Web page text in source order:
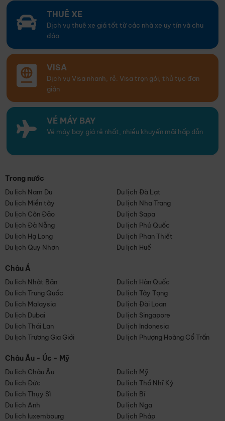
THUÊ XE
Dịch vụ thuê xe giá tốt từ các nhà xe uy tín và chu
đáo
VISA
Dịch vụ Visa nhanh, rẻ. Visa trọn gói, thủ tục đơn
giản
VÉ MÁY BAY
Vé máy bay giá rẻ nhất, nhiều khuyến mãi hấp dẫn
Trong nước
Du lịch Nam Du
Du lịch Đà Lạt
Du lịch Miền tây
Du lịch Nha Trang
Du lịch Côn Đảo
Du lịch Sapa
Du lịch Đà Nẵng
Du lịch Phú Quốc
Du lịch Hạ Long
Du lịch Phan Thiết
Du lịch Quy Nhơn
Du lịch Huế
Châu Á
Du lịch Nhật Bản
Du lịch Hàn Quốc
Du lịch Trung Quốc
Du lịch Tây Tạng
Du lịch Malaysia
Du lịch Đài Loan
Du lịch Dubai
Du lịch Singapore
Du lịch Thái Lan
Du lịch Indonesia
Du lịch Trương Gia Giới
Du lịch Phượng Hoàng Cổ Trấn
Châu Âu - Úc - Mỹ
Du lịch Châu Âu
Du lịch Mỹ
Du lịch Đức
Du lịch Thổ Nhĩ Kỳ
Du lịch Thụy Sĩ
Du lịch Bỉ
Du lịch Anh
Du lịch Nga
Du lịch luxembourg
Du lịch Pháp